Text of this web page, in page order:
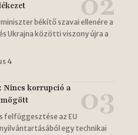
békítő szavai ellenére a
Ukrajna közötti viszony újra a
4
Nincs korrupció a
felfüggesztése az EU
egy technikai